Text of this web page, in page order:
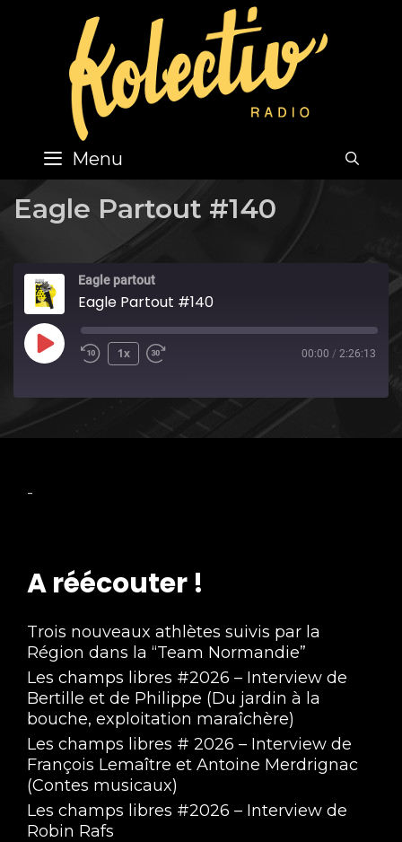
content
Menu
Eagle Partout #140
Eagle partout
Eagle Partout #140
Play
1x 00:00 / 2:26:13
-
A réécouter !
Trois nouveaux athlètes suivis par la
Région dans la “Team Normandie”
Les champs libres #2026 – Interview de
Bertille et de Philippe (Du jardin à la
bouche, exploitation maraîchère)
Les champs libres # 2026 – Interview de
François Lemaître et Antoine Merdrignac
(Contes musicaux)
Les champs libres #2026 – Interview de
Robin Rafs